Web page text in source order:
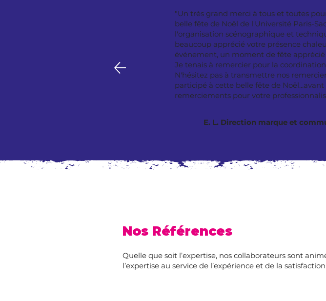
Nos Références
Quelle que soit l’expertise, nos collaborateurs sont
l’expertise au service de l’expérience et de la
"Un très grand merci à tous et toutes
belle fête de Noël de l'Université Paris-
l'organisation scénographique et
beaucoup apprécié votre présence
événement, un moment de fête
Je tenais à remercier pour la
N'hésitez pas à transmettre nos
participé à cette belle fête de
remerciements pour votre
E. L. Direction marque et